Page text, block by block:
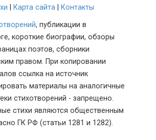
Карта сайта
Контакты
, публикации в
короткие биографии, обзоры
поэтов, сборники
правом. При копировании
ссылка на источник
материалы на аналогичные
стихотворений - запрещено.
стихи являются общественным
ГК РФ (статьи 1281 и 1282).